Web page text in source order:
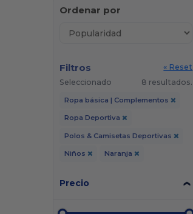
Ordenar por
Filtros
« Reset
Seleccionado
8 resultados.
Ropa básica | Complementos
Ropa Deportiva
Polos & Camisetas Deportivas
Niños Naranja
Precio